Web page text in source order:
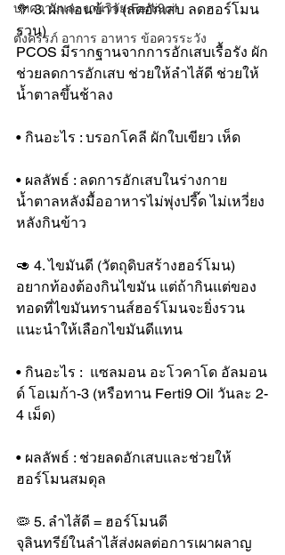
บทความและงานวิจัย-Ferti9oil
ตั้งครรภ์ อาการ อาหาร ข้อควรระวัง
🥦 3. ผักก่อนข้าว (ลดอักเสบ ลดฮอร์โมน
รวน)
PCOS มีรากฐานจากการอักเสบเรื้อรัง ผัก
ช่วยลดการอักเสบ ช่วยให้ลำไส้ดี ช่วยให้
น้ำตาลขึ้นช้าลง
• กินอะไร : บรอกโคลี ผักใบเขียว เห็ด
• ผลลัพธ์ : ลดการอักเสบในร่างกาย
น้ำตาลหลังมื้ออาหารไม่พุ่งปรี๊ด ไม่เหวี่ยง
หลังกินข้าว
🥑 4. ไขมันดี (วัตถุดิบสร้างฮอร์โมน)
อยากท้องต้องกินไขมัน แต่ถ้ากินแต่ของ
ทอดที่ไขมันทรานส์ฮอร์โมนจะยิ่งรวน
แนะนำให้เลือกไขมันดีแทน
• กินอะไร :  แซลมอน อะโวคาโด อัลมอน
ด์ โอเมก้า-3 (หรือทาน Ferti9 Oil วันละ 2-
4 เม็ด)
• ผลลัพธ์ : ช่วยลดอักเสบและช่วยให้
ฮอร์โมนสมดุล
🦠 5. ลำไส้ดี = ฮอร์โมนดี
จุลินทรีย์ในลำไส้ส่งผลต่อการเผาผลาญ